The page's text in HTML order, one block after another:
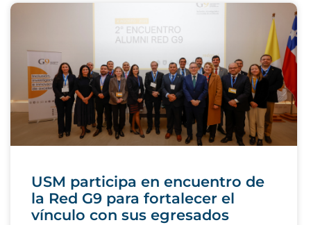
USM participa en encuentro de
la Red G9 para fortalecer el
vínculo con sus egresados